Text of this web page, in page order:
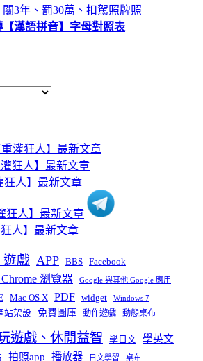
3年、罰30萬、扣駕照牌照
【漢語拼音】字母對照表
遊戲 APP BBS Facebook
瀏覽器 Google 與其他 Google 應用
Mac OS X PDF widget Windows 7
站架設 免費圖庫 動作遊戲 動態桌布
遊戲、休閒益智 學日文 學英文
拍照app 播放器 日文學習 桌布